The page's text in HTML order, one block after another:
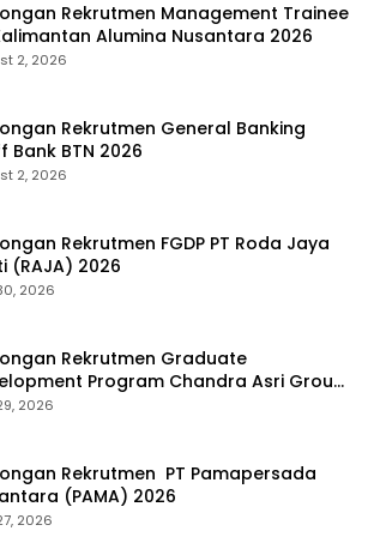
Rekrutmen Management Trainee
Alumina Nusantara 2026
2, 2026
Rekrutmen General Banking
Bank BTN 2026
2, 2026
Rekrutmen FGDP PT Roda Jaya
(RAJA) 2026
2026
Rekrutmen Graduate
Program Chandra Asri Group
2026
Rekrutmen PT Pamapersada
(PAMA) 2026
2026